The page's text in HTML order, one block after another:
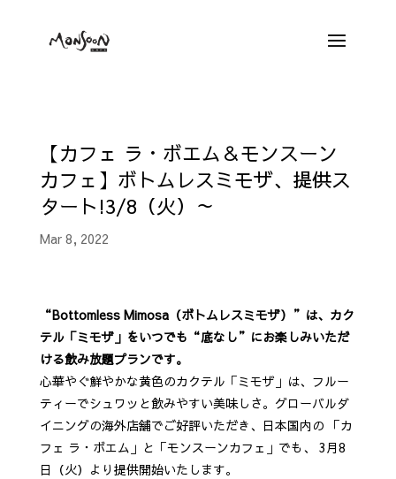
【カフェ ラ・ボエム＆モンスーン
カフェ】ボトムレスミモザ、提供ス
タート!3/8（火）～
Mar 8, 2022
“Bottomless Mimosa（ボトムレスミモザ）”は、カク
テル「ミモザ」をいつでも“底なし”にお楽しみいただ
ける飲み放題プランです。
心華やぐ鮮やかな黄色のカクテル「ミモザ」は、フルー
ティーでシュワッと飲みやすい美味しさ。グローバルダ
イニングの海外店舗でご好評いただき、日本国内の 「カ
フェ ラ・ボエム」と「モンスーンカフェ」でも、 3月8
日（火）より提供開始いたします。